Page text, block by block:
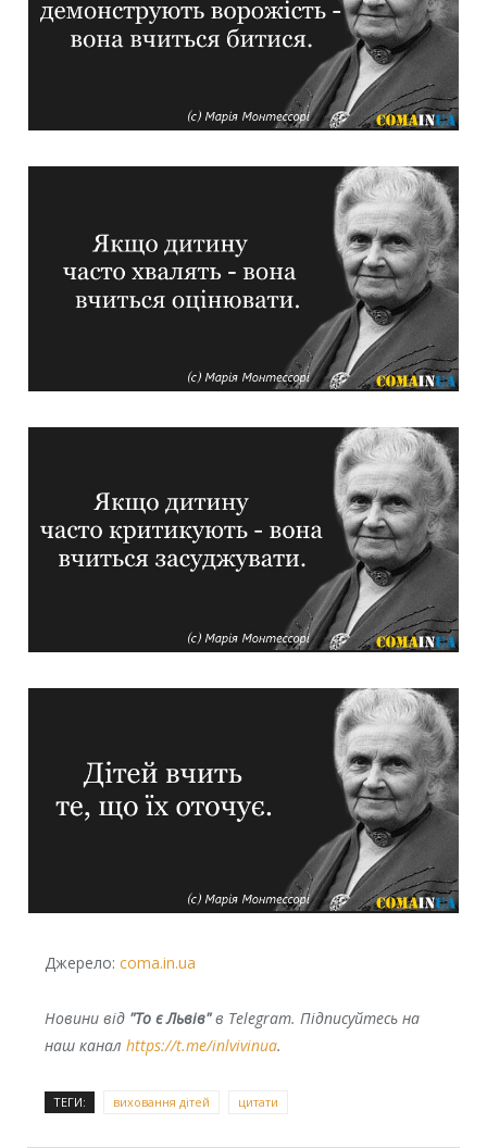
Джерело: coma.in.ua
Новини від "То є Львів"в Telegram. Підписуйтесь на
наш канал https://t.me/inlvivinua.
ТЕГИ: виховання дітей цитати